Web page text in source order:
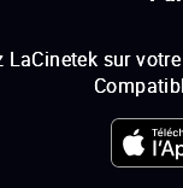
LaCinetek sur